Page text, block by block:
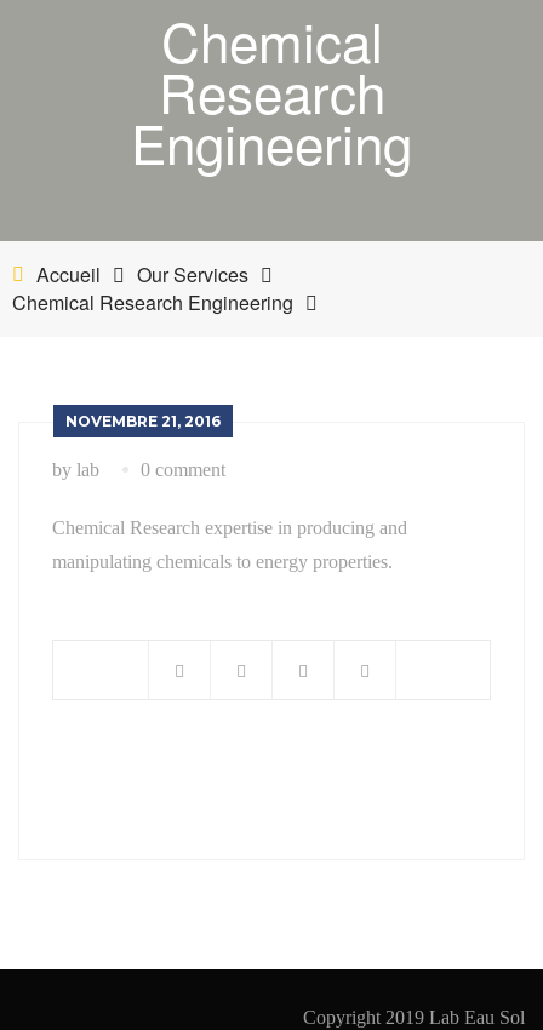
INDUSTRIE
Chemical
Research
Engineering
Accueil
Our Services
Chemical Research Engineering
NOVEMBRE 21, 2016
by lab 0 comment
Chemical Research expertise in producing and
manipulating chemicals to energy properties.
Copyright 2019 Lab Eau Sol